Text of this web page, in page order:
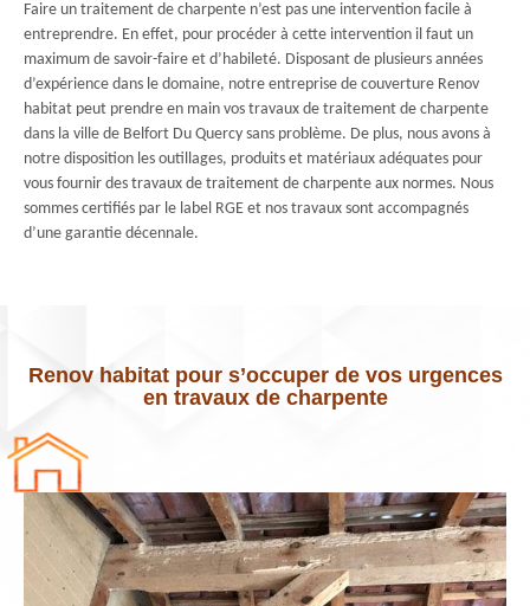
Faire un traitement de charpente n’est pas une intervention facile à
entreprendre. En effet, pour procéder à cette intervention il faut un
maximum de savoir-faire et d’habileté. Disposant de plusieurs années
d’expérience dans le domaine, notre entreprise de couverture Renov
habitat peut prendre en main vos travaux de traitement de charpente
dans la ville de Belfort Du Quercy sans problème. De plus, nous avons à
notre disposition les outillages, produits et matériaux adéquates pour
vous fournir des travaux de traitement de charpente aux normes. Nous
sommes certifiés par le label RGE et nos travaux sont accompagnés
d’une garantie décennale.
Renov habitat pour s’occuper de vos urgences
en travaux de charpente